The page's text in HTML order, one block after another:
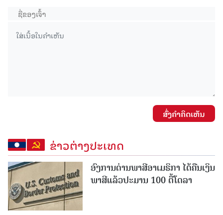
ສົ່ງຄໍາຄິດເຫັນ
ຂ່າວຕ່າງປະເທດ
ອົງການດ່ານພາສີອາເມຣິກາ ໄດ້ຄືນເງິນ
ພາສີແລ້ວປະມານ 100 ຕື້ໂດລາ